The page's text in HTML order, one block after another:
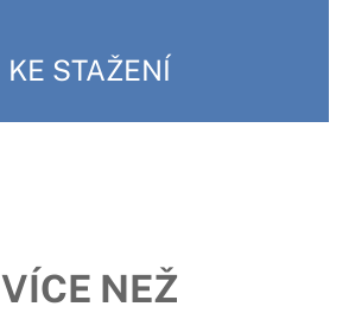
KE STAŽENÍ
VÍCE NEŽ